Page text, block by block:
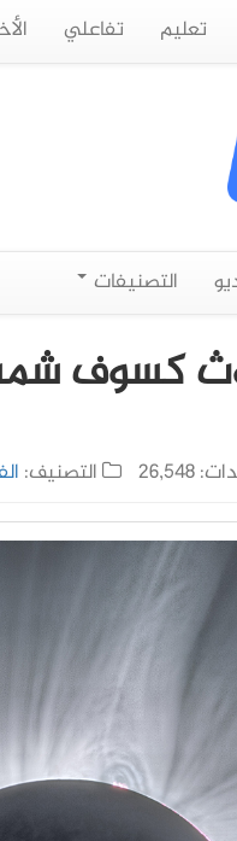
تعليم تفاعلي
التصنيفات
كسوف
التصنيف: